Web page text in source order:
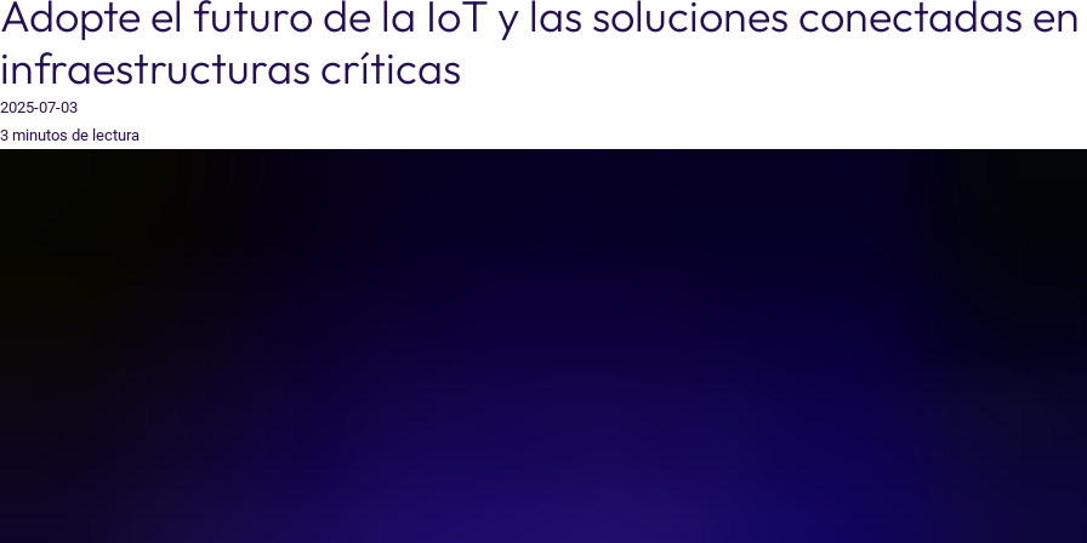
Adopte el futuro de la IoT y las soluciones conectadas
infraestructuras críticas
2025-07-03
3 minutos de lectura